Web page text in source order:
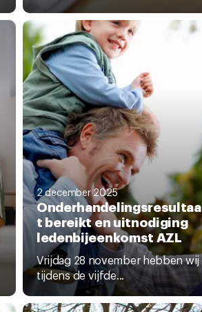
2 december 2025
Onderhandelingsresultaa
t bereikt en uitnodiging
ledenbijeenkomst AZL
Vrijdag 28 november hebben wij
tijdens de vijfde...